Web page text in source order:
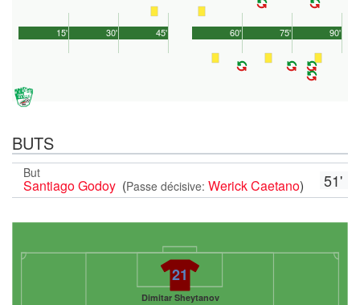
45'
15' 30' 90'
60' 75'
BUTS
51'
But
Santiago Godoy (Passe décisive: Werick Caetano)
21
Dimitar Sheytanov